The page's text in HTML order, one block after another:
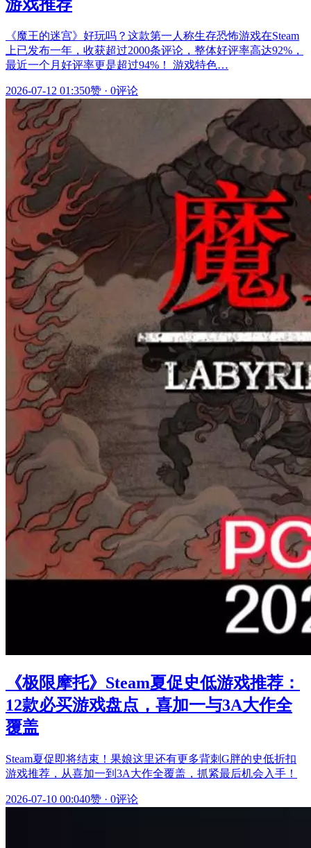
游戏推荐
《魔王的迷宫》好玩吗？这款第一人称生存恐怖游戏在Steam
上已发布一年，收获超过2000条评论，整体好评率高达92%，
最近一个月好评率更是超过94%！ 游戏特色…
2026-07-12 01:350赞 · 0评论
《极限摩托》Steam夏促史低游戏推荐：
12款必买游戏盘点，喜加一与3A大作全
覆盖
Steam夏促即将结束！果娘这里还有更多背刺G胖的史低折扣
游戏推荐，从喜加一到3A大作全覆盖，抓紧最后机会入手！
2026-07-10 00:040赞 · 0评论